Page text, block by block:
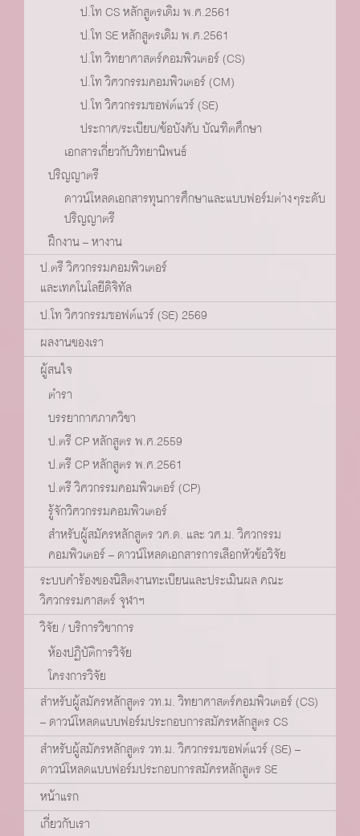
ป.โท CS หลักสูตรเดิม พ.ศ.2561
ป.โท SE หลักสูตรเดิม พ.ศ.2561
ป.โท วิทยาศาสตร์คอมพิวเตอร์ (CS)
ป.โท วิศวกรรมคอมพิวเตอร์ (CM)
ป.โท วิศวกรรมซอฟต์แวร์ (SE)
ประกาศ/ระเบียบ/ข้อบังคับ บัณฑิตศึกษา
เอกสารเกี่ยวกับวิทยานิพนธ์
ปริญญาตรี
ดาวน์โหลดเอกสารทุนการศึกษาและแบบฟอร์มต่างๆระดับ
ปริญญาตรี
ฝึกงาน – หางาน
ป.ตรี วิศวกรรมคอมพิวเตอร์
และเทคโนโลยีดิจิทัล
ป.โท วิศวกรรมซอฟต์แวร์ (SE) 2569
ผลงานของเรา
ผู้สนใจ
ตำรา
บรรยากาศภาควิชา
ป.ตรี CP หลักสูตร พ.ศ.2559
ป.ตรี CP หลักสูตร พ.ศ.2561
ป.ตรี วิศวกรรมคอมพิวเตอร์ (CP)
รู้จักวิศวกรรมคอมพิวเตอร์
สำหรับผู้สมัครหลักสูตร วศ.ด. และ วศ.ม. วิศวกรรม
คอมพิวเตอร์ – ดาวน์โหลดเอกสารการเลือกหัวข้อวิจัย
ระบบคำร้องของนิสิตงานทะเบียนและประเมินผล คณะ
วิศวกรรมศาสตร์ จุฬาฯ
วิจัย / บริการวิชาการ
ห้องปฏิบัติการวิจัย
โครงการวิจัย
สำหรับผู้สมัครหลักสูตร วท.ม. วิทยาศาสตร์คอมพิวเตอร์ (CS)
– ดาวน์โหลดแบบฟอร์มประกอบการสมัครหลักสูตร CS
สำหรับผู้สมัครหลักสูตร วท.ม. วิศวกรรมซอฟต์แวร์ (SE) –
ดาวน์โหลดแบบฟอร์มประกอบการสมัครหลักสูตร SE
หน้าแรก
เกี่ยวกับเรา